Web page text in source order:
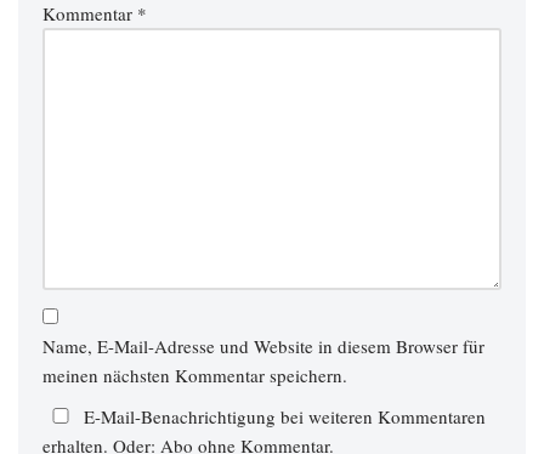
Kommentar *
Name, E-Mail-Adresse und Website in diesem Browser für
meinen nächsten Kommentar speichern.
E-Mail-Benachrichtigung bei weiteren Kommentaren
erhalten. Oder: Abo ohne Kommentar.